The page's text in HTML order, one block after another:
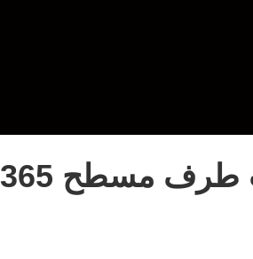
طرف مسطح 365